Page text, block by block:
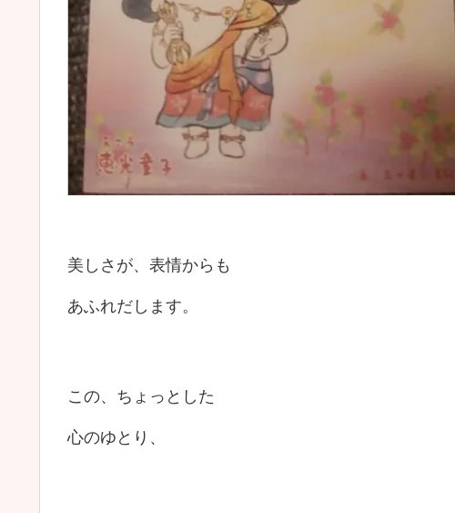
美しさが、表情からも
あふれだします。
この、ちょっとした
心のゆとり、